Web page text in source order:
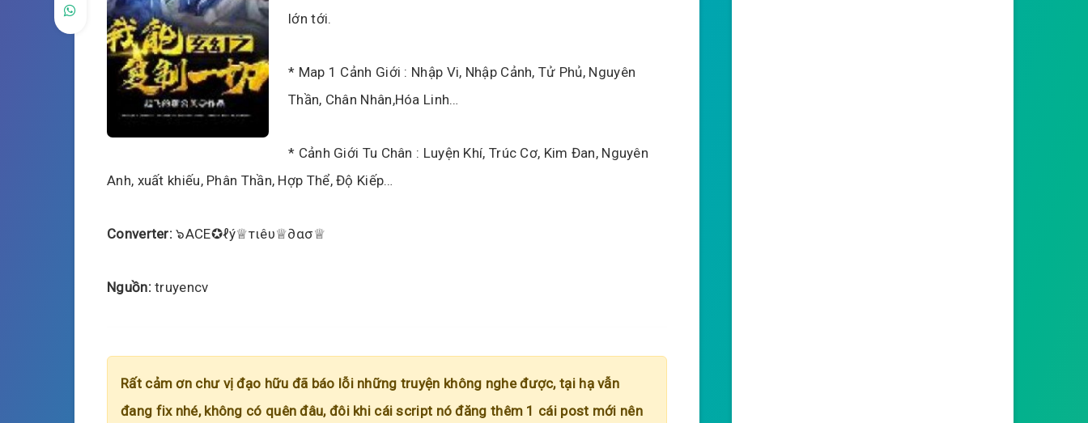
lớn tới.
* Map 1 Cảnh Giới : Nhập Vi, Nhập Cảnh, Tử Phủ, Nguyên
Thần, Chân Nhân,Hóa Linh…
* Cảnh Giới Tu Chân : Luyện Khí, Trúc Cơ, Kim Đan, Nguyên
Anh, xuất khiếu, Phân Thần, Hợp Thể, Độ Kiếp…
Converter: ๖ACE✪ℓý♕тιêυ♕∂ασ♕
Nguồn:truyencv
Rất cảm ơn chư vị đạo hữu đã báo lỗi những truyện không nghe được, tại hạ vẫn
đang fix nhé, không có quên đâu, đôi khi cái script nó đăng thêm 1 cái post mới nên